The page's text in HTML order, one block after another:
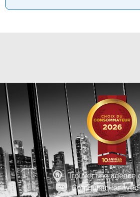
Trouver une agence
Communiquer